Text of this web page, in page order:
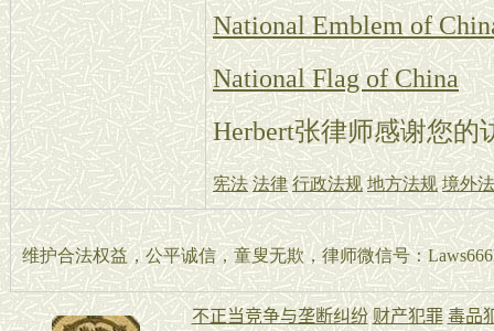
National Emblem of
National Flag of China
Herbert张律师感谢您的
宪法 法律 行政法规 地方法规 境外
维护合法权益，公平诚信，童叟无欺，律师微信号：